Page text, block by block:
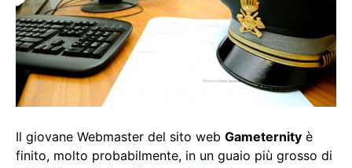
Il giovane Webmaster del sito web Gameternity è
finito, molto probabilmente, in un guaio più grosso di